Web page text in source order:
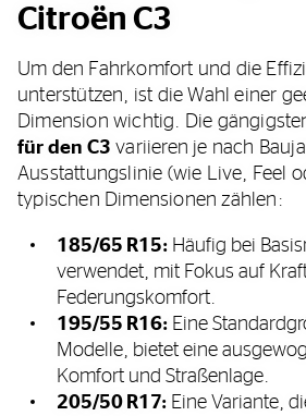
Citroën C3
Um den Fahrkomfort und die
unterstützen, ist die Wahl einer
Dimension wichtig. Die
für den C3 variieren je nach
Ausstattungslinie (wie Live, Feel
typischen Dimensionen zählen:
185/65 R15: Häufig bei
verwendet, mit Fokus auf
Federungskomfort.
195/55 R16: Eine
Modelle, bietet eine
Komfort und Straßenlage.
205/50 R17: Eine Variante,